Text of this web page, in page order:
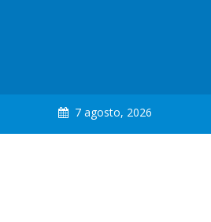
7 agosto, 2026